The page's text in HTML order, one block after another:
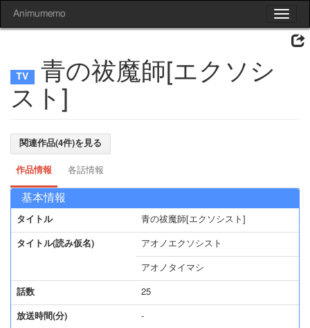
Toggle
Animumemo
青の祓魔師[エクソシ
スト]
関連作品(4件)を見る
作品情報 各話情報
基本情報
タイトル 青の祓魔師[エクソシスト]
タイトル(読み仮名) アオノエクソシスト
アオノタイマシ
話数 25
放送時間(分) -